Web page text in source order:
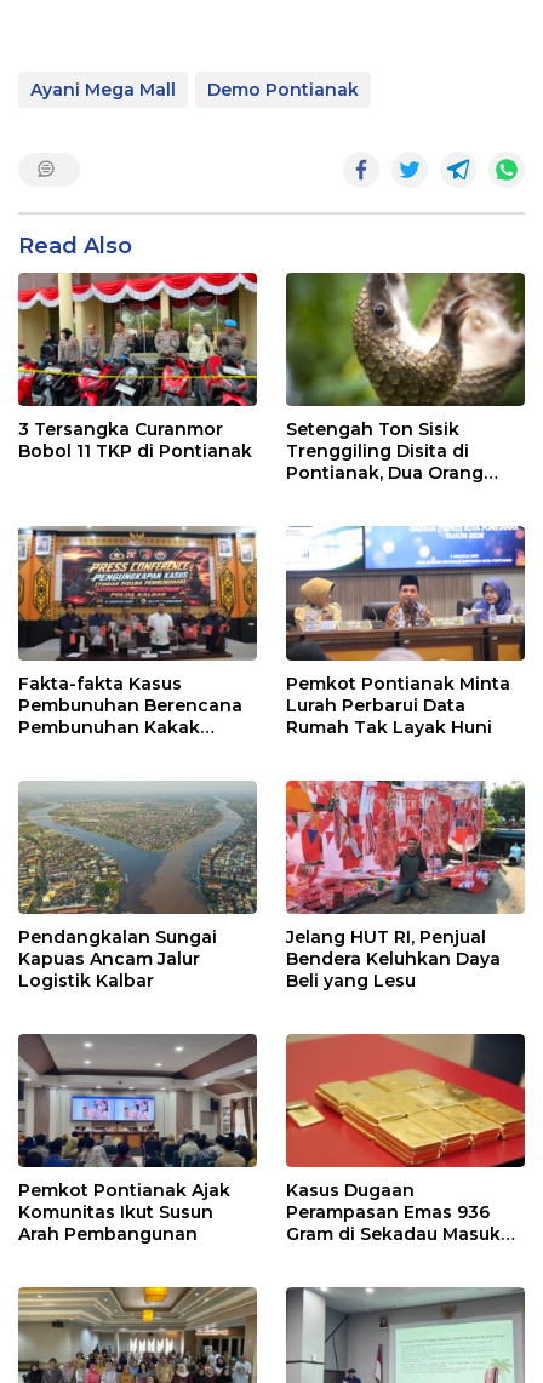
Ayani Mega Mall Demo Pontianak
Read Also
3 Tersangka Curanmor
Bobol 11 TKP di Pontianak
Setengah Ton Sisik
Trenggiling Disita di
Pontianak, Dua Orang
Fakta-fakta Kasus
Pembunuhan Berencana
Pembunuhan Kakak
Pemkot Pontianak Minta
Lurah Perbarui Data
Rumah Tak Layak Huni
Pendangkalan Sungai
Kapuas Ancam Jalur
Logistik Kalbar
Jelang HUT RI, Penjual
Bendera Keluhkan Daya
Beli yang Lesu
Pemkot Pontianak Ajak
Komunitas Ikut Susun
Arah Pembangunan
Kasus Dugaan
Perampasan Emas 936
Gram di Sekadau Masuk